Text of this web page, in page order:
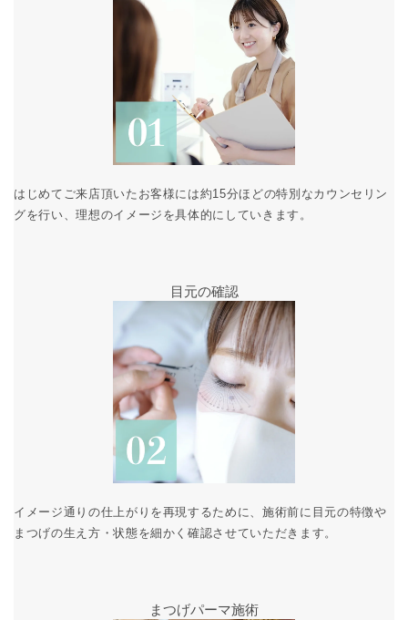
はじめてご来店頂いたお客様には約15分ほどの特別なカウンセリン
グを行い、理想のイメージを具体的にしていきます。
目元の確認
イメージ通りの仕上がりを再現するために、施術前に目元の特徴や
まつげの生え方・状態を細かく確認させていただきます。
まつげパーマ施術